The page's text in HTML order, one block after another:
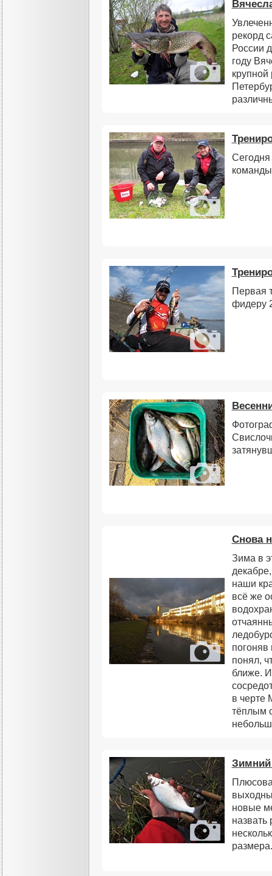
рекорд
России
году
крупной
Первая
фидеру
Снова
Зима в
наши
всё же
погоняв
понял,
ближе.
в черте
тёплым
новые